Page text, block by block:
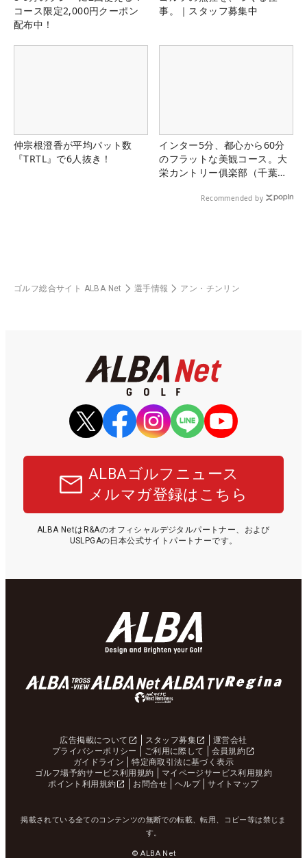
コース限定2,000円クーポン
配布中！
事。｜スタッフ募集中
仲宗根澄香が平均パット数
『TRTL』で6人抜き！
インター5分、都心から60分
のフラットな美観コース。大
栄カントリー俱楽部（千葉
Recommended by
ゴルフ総合サイト ALBA Net 選手情報 アン・チンリン
ALBAゴルフニュース
メルマガ登録はこちら
ALBA NetはR&Aのオフィシャルデジタルパートナー、および
USLPGAの日本公式サイトパートナーです。
広告掲載について スタッフ募集
運営会社
プライバシーポリシー
ご利用に際して
会員規約
ガイドライン
特定商取引法に基づく表示
ゴルフ場予約サービス利用規約
マイページサービス利用規約
ポイント利用規約
お問合せ ヘルプ サイトマップ
掲載されている全てのコンテンツの無断での転載、転用、コピー等は禁じま
す。
© ALBA Net